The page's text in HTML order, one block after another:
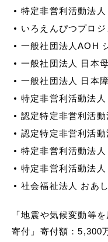
特定非営利活動法
いろえんぴつプロジ
一般社団法人AOH
一般社団法人 日本
一般社団法人 日本
特定非営利活動法
認定特定非営利活
認定特定非営利活
特定非営利活動法
特定非営利活動法
社会福祉法人 おあ
「地震や気候変動等
寄付」寄付額：5,300